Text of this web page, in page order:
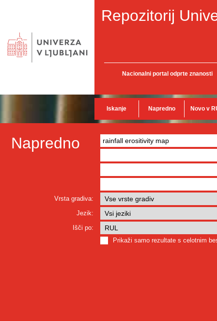
Repozitorij
Nacionalni portal odprte znanosti
Iskanje Napredno Novo v
Napredno
Vrsta gradiva:
Jezik:
Išči po:
Prikaži samo rezultate s celotnim